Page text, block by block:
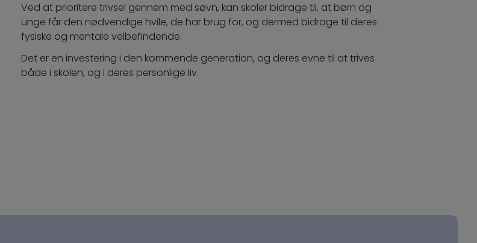
Ved at prioritere trivsel gennem med søvn, kan skoler bidrage til, at børn og
unge får den nødvendige hvile, de har brug for, og dermed bidrage til deres
fysiske og mentale velbefindende.
Det er en investering i den kommende generation, og deres evne til at trives
både i skolen, og i deres personlige liv.